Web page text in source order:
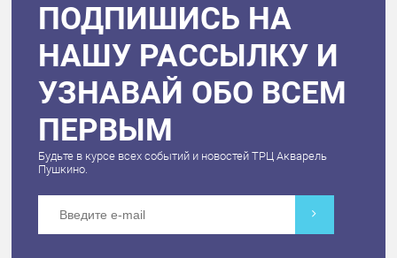
ПОДПИШИСЬ НА
НАШУ РАССЫЛКУ И
УЗНАВАЙ ОБО ВСЕМ
ПЕРВЫМ
Будьте в курсе всех событий и новостей ТРЦ Акварель
Пушкино.